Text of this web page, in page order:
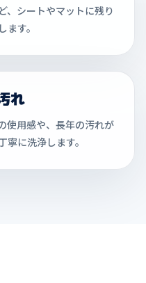
、シートやマットに残り
す。
れ
使用感や、長年の汚れが
に洗浄します。